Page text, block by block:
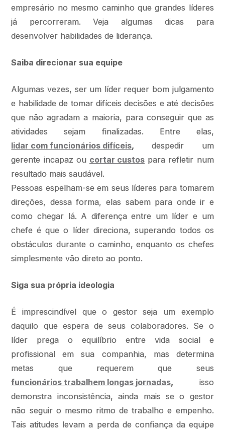
empresário no mesmo caminho que grandes líderes
já percorreram. Veja algumas dicas para
desenvolver habilidades de liderança.
Saiba direcionar sua equipe
Algumas vezes, ser um líder requer bom julgamento
e habilidade de tomar difíceis decisões e até decisões
que não agradam a maioria, para conseguir que as
atividades sejam finalizadas. Entre elas,
lidar com funcionários difíceis, despedir um
gerente incapaz ou cortar custos para refletir num
resultado mais saudável.
Pessoas espelham-se em seus líderes para tomarem
direções, dessa forma, elas sabem para onde ir e
como chegar lá. A diferença entre um líder e um
chefe é que o líder direciona, superando todos os
obstáculos durante o caminho, enquanto os chefes
simplesmente vão direto ao ponto.
Siga sua própria ideologia
É imprescindível que o gestor seja um exemplo
daquilo que espera de seus colaboradores. Se o
líder prega o equilíbrio entre vida social e
profissional em sua companhia, mas determina
metas que requerem que seus
funcionários trabalhem longas jornadas, isso
demonstra inconsistência, ainda mais se o gestor
não seguir o mesmo ritmo de trabalho e empenho.
Tais atitudes levam a perda de confiança da equipe